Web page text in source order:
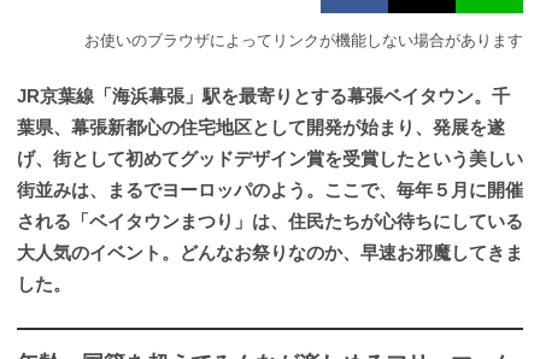
お使いのブラウザによってリンクが機能しない場合があります
JR京葉線「海浜幕張」駅を最寄りとする幕張ベイタウン。千
葉県、幕張新都心の住宅地区として開発が始まり、発展を遂
げ、街として初めてグッドデザイン賞を受賞したという美しい
街並みは、まるでヨーロッパのよう。ここで、毎年５月に開催
される「ベイタウンまつり」は、住民たちが心待ちにしている
大人気のイベント。どんなお祭りなのか、早速お邪魔してきま
した。